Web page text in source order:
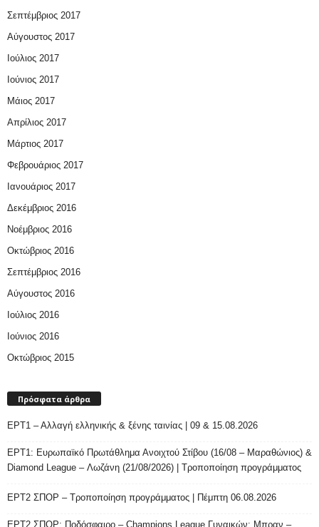
Σεπτέμβριος 2017
Αύγουστος 2017
Ιούλιος 2017
Ιούνιος 2017
Μάιος 2017
Απρίλιος 2017
Μάρτιος 2017
Φεβρουάριος 2017
Ιανουάριος 2017
Δεκέμβριος 2016
Νοέμβριος 2016
Οκτώβριος 2016
Σεπτέμβριος 2016
Αύγουστος 2016
Ιούλιος 2016
Ιούνιος 2016
Οκτώβριος 2015
Πρόσφατα άρθρα
ΕΡΤ1 – Αλλαγή ελληνικής & ξένης ταινίας | 09 & 15.08.2026
ΕΡΤ1: Ευρωπαϊκό Πρωτάθλημα Ανοιχτού Στίβου (16/08 – Μαραθώνιος) &
Diamond League – Λωζάνη (21/08/2026) | Τροποποίηση προγράμματος
ΕΡΤ2 ΣΠΟΡ – Τροποποίηση προγράμματος | Πέμπτη 06.08.2026
ΕΡΤ2 ΣΠΟΡ: Ποδόσφαιρο – Champions League Γυναικών: Μπραν –